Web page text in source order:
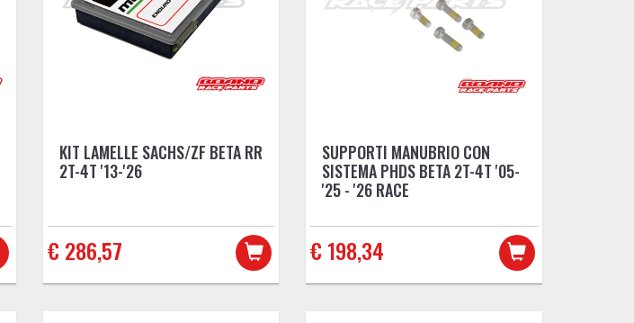
KIT LAMELLE SACHS/ZF BETA RR
2T-4T '13-'26
€ 286,57
SUPPORTI MANUBRIO CON
SISTEMA PHDS BETA 2T-4T '05-
'25 - '26 RACE
€ 198,34